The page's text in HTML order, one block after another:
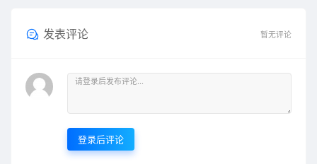
发表评论 暂无评论
登录后评论